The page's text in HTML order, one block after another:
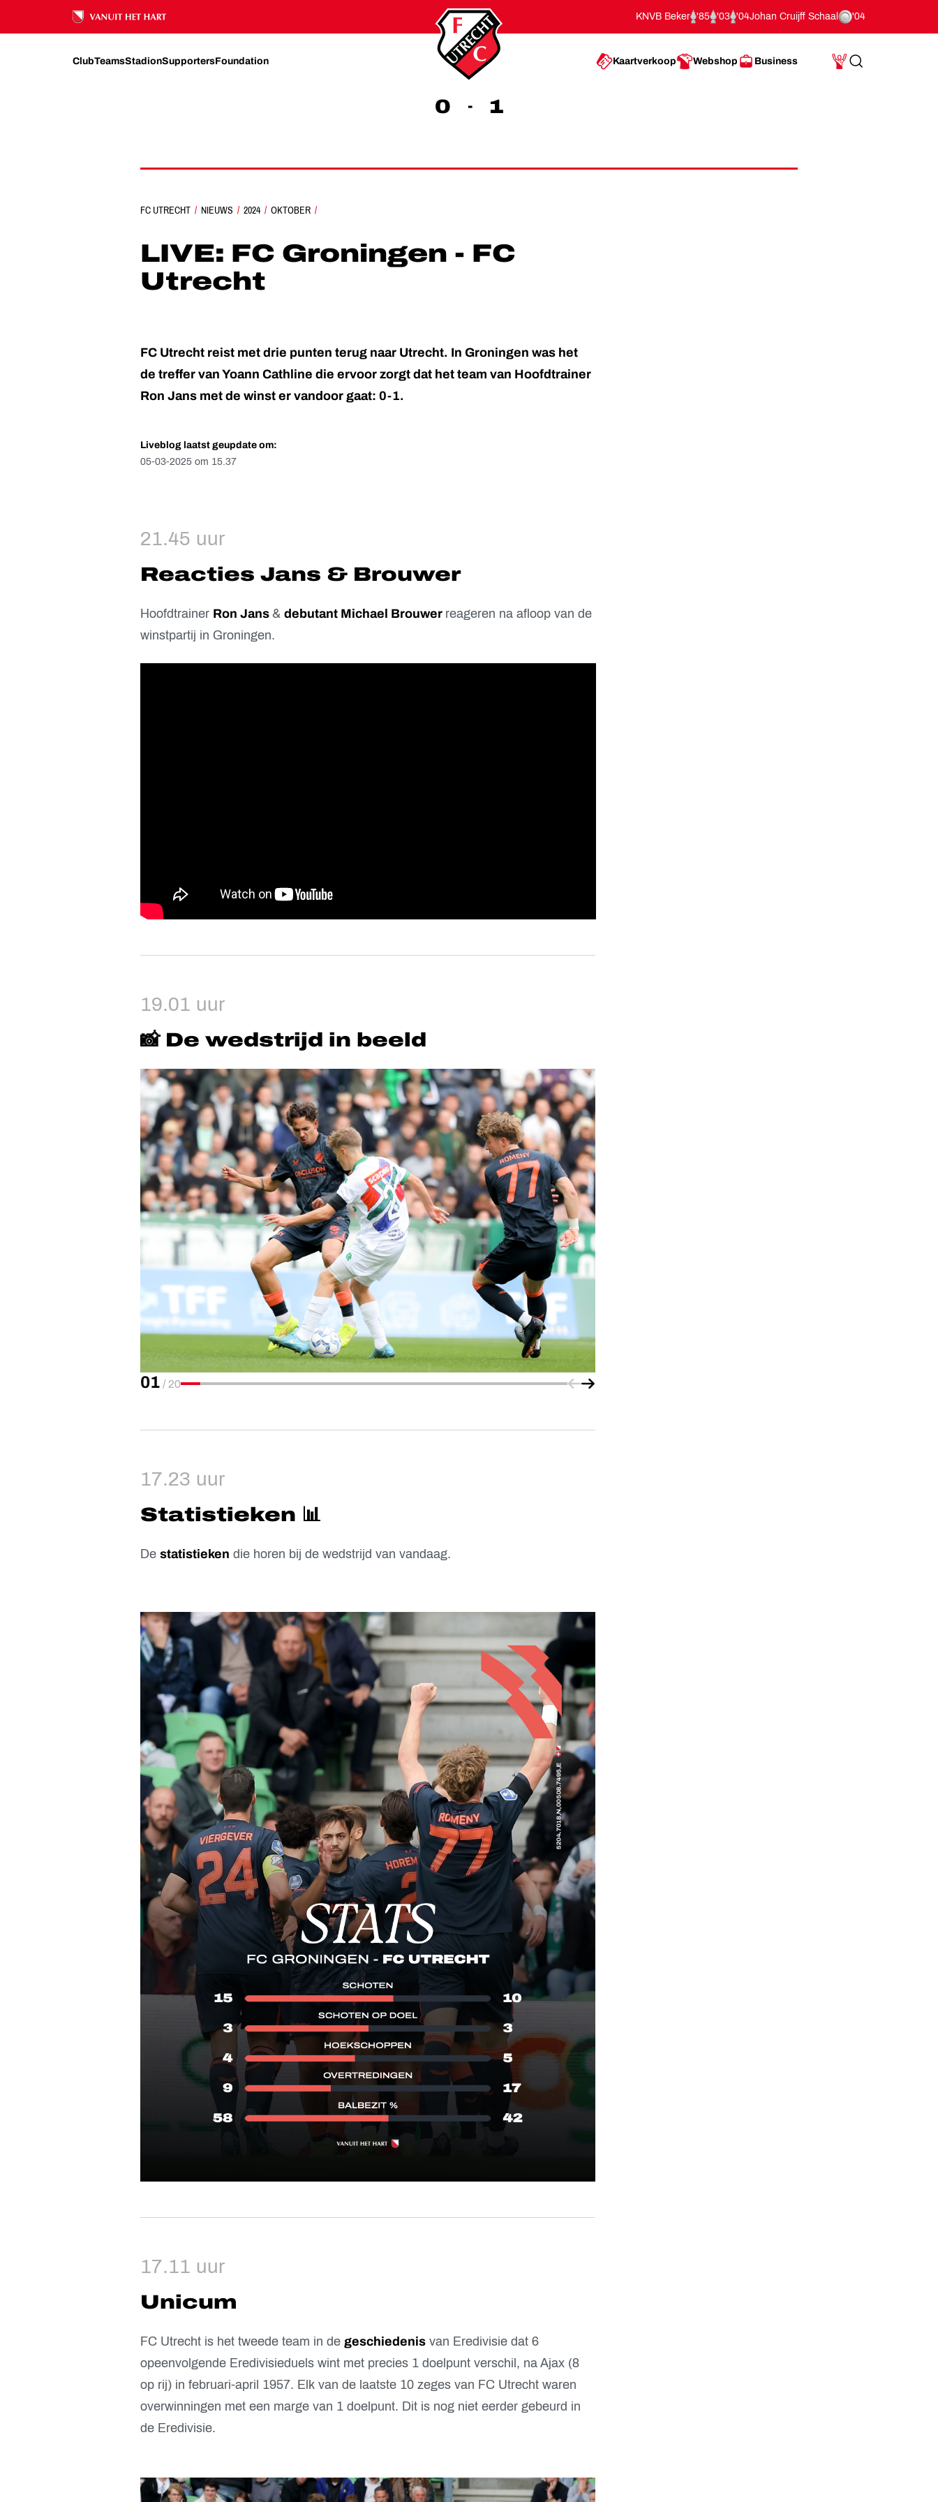
Ons nalatenschap
KNVB Beker '85 '03 '04Johan Cruijff Schaal '04
ClubTeamsStadionSupportersFoundation Kaartverkoop Webshop Business
Mijn Account
Search
0 - 1
FC UTRECHT NIEUWS 2024 OKTOBER
YOANN CATHLINE MATCHWINNER IN GRONINGEN
LIVE: FC Groningen - FC
Utrecht
FC Utrecht reist met drie punten terug naar Utrecht. In Groningen was het
de treffer van Yoann Cathline die ervoor zorgt dat het team van Hoofdtrainer
Ron Jans met de winst er vandoor gaat: 0-1.
Liveblog laatst geupdate om:
05-03-2025 om 15.37
Reacties Jans & Brouwer
21.45 uur
Hoofdtrainer Ron Jans & debutant Michael Brouwer reageren na afloop van de
winstpartij in Groningen.
📸 De wedstrijd in beeld
19.01 uur
01/20
Statistieken 📊
17.23 uur
De statistieken die horen bij de wedstrijd van vandaag.
Unicum
17.11 uur
FC Utrecht is het tweede team in de geschiedenisvan Eredivisie dat 6
opeenvolgende Eredivisieduels wint met precies 1 doelpunt verschil, na Ajax (8
op rij) in februari-april 1957. Elk van de laatste 10 zeges van FC Utrecht waren
overwinningen met een marge van 1 doelpunt. Dit is nog niet eerder gebeurd in
de Eredivisie.